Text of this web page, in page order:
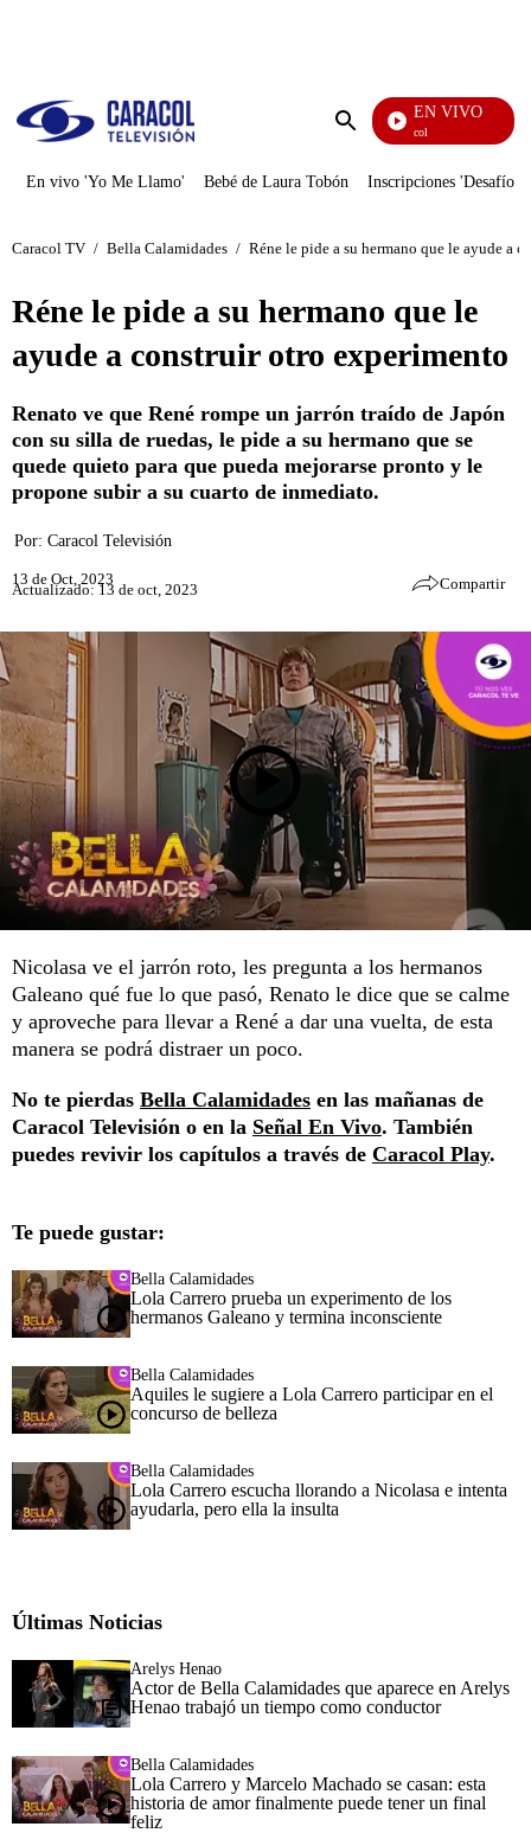
Enviar
EN VIVO
Noticias Caracol
En vivo 'Yo Me Llamo' Bebé de Laura Tobón Inscripciones 'Desafío'
Caracol TV / Bella Calamidades / Réne le pide a su hermano que le ayude a
Réne le pide a su hermano que le
ayude a construir otro experimento
Renato ve que René rompe un jarrón traído de Japón
con su silla de ruedas, le pide a su hermano que se
quede quieto para que pueda mejorarse pronto y le
propone subir a su cuarto de inmediato.
Por: Caracol Televisión
13 de Oct, 2023
Actualizado: 13 de oct, 2023 Compartir
Nicolasa ve el jarrón roto, les pregunta a los hermanos
Galeano qué fue lo que pasó, Renato le dice que se calme
y aproveche para llevar a René a dar una vuelta, de esta
manera se podrá distraer un poco.
No te pierdas Bella Calamidades en las mañanas de
Caracol Televisión o en la Señal En Vivo. También
puedes revivir los capítulos a través de Caracol Play.
Te puede gustar:
Bella Calamidades
Lola Carrero prueba un experimento de los
hermanos Galeano y termina inconsciente
Bella Calamidades
Aquiles le sugiere a Lola Carrero participar en el
concurso de belleza
Bella Calamidades
Lola Carrero escucha llorando a Nicolasa e intenta
ayudarla, pero ella la insulta
Últimas Noticias
Arelys Henao
Actor de Bella Calamidades que aparece en Arelys
Henao trabajó un tiempo como conductor
Bella Calamidades
Lola Carrero y Marcelo Machado se casan: esta
historia de amor finalmente puede tener un final
feliz